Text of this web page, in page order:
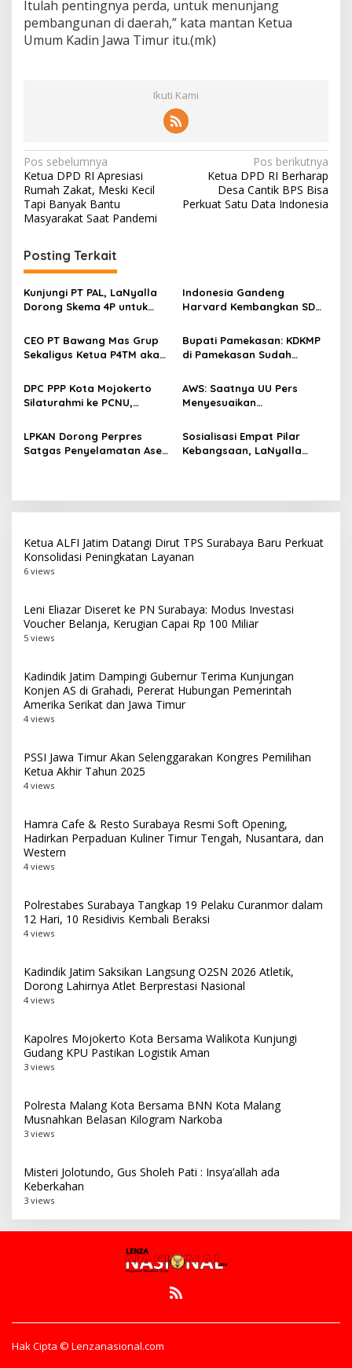
Itulah pentingnya perda, untuk menunjang
pembangunan di daerah,” kata mantan Ketua
Umum Kadin Jawa Timur itu.(mk)
Ikuti Kami
N
a
v
i
g
a
s
i
p
o
s
Pos sebelumnya
Ketua DPD RI Apresiasi
Rumah Zakat, Meski Kecil
Tapi Banyak Bantu
Masyarakat Saat Pandemi
Pos berikutnya
Ketua DPD RI Berharap
Desa Cantik BPS Bisa
Perkuat Satu Data Indonesia
Posting Terkait
Kunjungi PT PAL, LaNyalla
Dorong Skema 4P untuk
Nasional
Indonesia Gandeng
Harvard Kembangkan SDM
Dunia
CEO PT Bawang Mas Grup
Sekaligus Ketua P4TM akan
Tembakau di Madura
Bupati Pamekasan: KDKMP
di Pamekasan Sudah
Selesai Akhir Juli 2026
DPC PPP Kota Mojokerto
Silaturahmi ke PCNU,
Masyarakat
AWS: Saatnya UU Pers
Menyesuaikan
Digital dan AI
LPKAN Dorong Perpres
Satgas Penyelamatan Aset
Sosialisasi Empat Pilar
Kebangsaan, LaNyalla
Ketua ALFI Jatim Datangi Dirut TPS Surabaya Baru Perkuat
Konsolidasi Peningkatan Layanan
6 views
Leni Eliazar Diseret ke PN Surabaya: Modus Investasi
Voucher Belanja, Kerugian Capai Rp 100 Miliar
5 views
Kadindik Jatim Dampingi Gubernur Terima Kunjungan
Konjen AS di Grahadi, Pererat Hubungan Pemerintah
Amerika Serikat dan Jawa Timur
4 views
PSSI Jawa Timur Akan Selenggarakan Kongres Pemilihan
Ketua Akhir Tahun 2025
4 views
Hamra Cafe & Resto Surabaya Resmi Soft Opening,
Hadirkan Perpaduan Kuliner Timur Tengah, Nusantara, dan
Western
4 views
Polrestabes Surabaya Tangkap 19 Pelaku Curanmor dalam
12 Hari, 10 Residivis Kembali Beraksi
4 views
Kadindik Jatim Saksikan Langsung O2SN 2026 Atletik,
Dorong Lahirnya Atlet Berprestasi Nasional
4 views
Kapolres Mojokerto Kota Bersama Walikota Kunjungi
Gudang KPU Pastikan Logistik Aman
3 views
Polresta Malang Kota Bersama BNN Kota Malang
Musnahkan Belasan Kilogram Narkoba
3 views
Misteri Jolotundo, Gus Sholeh Pati : Insya’allah ada
Keberkahan
3 views
Hak Cipta © Lenzanasional.com